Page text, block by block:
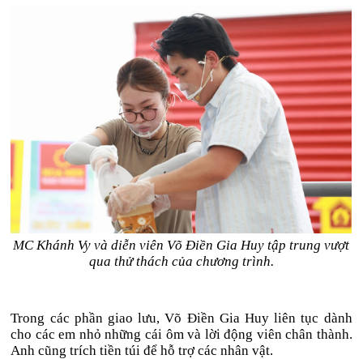
MC Khánh Vy và diễn viên Võ Điền Gia Huy tập trung vượt
qua thử thách của chương trình.
Trong các phần giao lưu, Võ Điền Gia Huy liên tục dành
cho các em nhỏ những cái ôm và lời động viên chân thành.
Anh cũng trích tiền túi để hỗ trợ các nhân vật.